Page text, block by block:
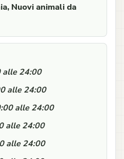
Nuovi animali da
alle 24:00
alle 24:00
alle 24:00
alle 24:00
alle 24:00